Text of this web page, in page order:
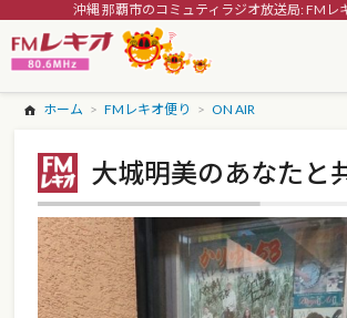
沖縄 那覇市のコミュティラジオ放送局: FMレ
ホーム FMレキオ便り ON AIR
大城明美のあなたと